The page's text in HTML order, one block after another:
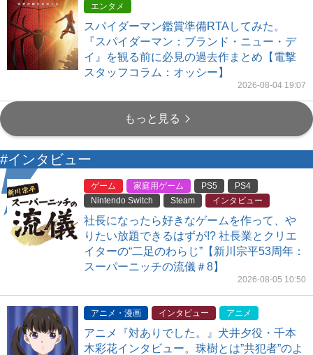
エンタメ
スパイダーマン鑑賞準備RTAしてみた。
『スパイダーマン：ブランド・ニュー・デ
イ』を観る前に必見の過去作まとめ【電撃
スタッフコラム：オッシー】
2026-08-04 19:07
もっと見る
#インタビュー
ゲーム 家庭用ゲーム PS5
PS4
Nintendo Switch
Steam インタビュー
社長になったら好きなゲームを作って、や
りたい放題できるはずが!? 社長業とクリエ
イターの“二足のわらじ”【新川宗平53周年：
スーパーニッチの流儀＃8】
2026-08-05 10:50
アニメ・漫画 インタビュー アニメ
アニメ『対ありでした。』犬井夕役・千本
木彩花インタビュー。珠樹とは”共犯者”のよ